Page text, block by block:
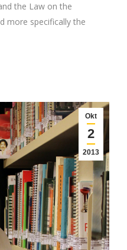
the Law on the
more specifically the
Okt
2
2013